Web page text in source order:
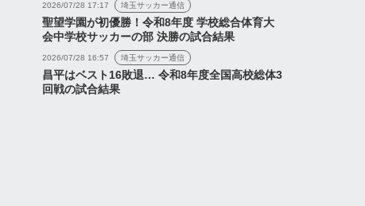
2026/07/28 17:17 埼玉サッカー通信
聖望学園が初優勝！令和8年度 学校総合体育大
会中学校サッカーの部 決勝の試合結果
2026/07/28 16:57 埼玉サッカー通信
昌平はベスト16敗退… 令和8年度全国高校総体3
回戦の試合結果